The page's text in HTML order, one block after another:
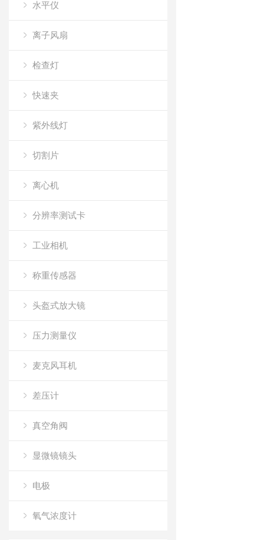
水平仪
离子风扇
检查灯
快速夹
紫外线灯
切割片
离心机
分辨率测试卡
工业相机
称重传感器
头盔式放大镜
压力测量仪
麦克风耳机
差压计
真空角阀
显微镜镜头
电极
氧气浓度计